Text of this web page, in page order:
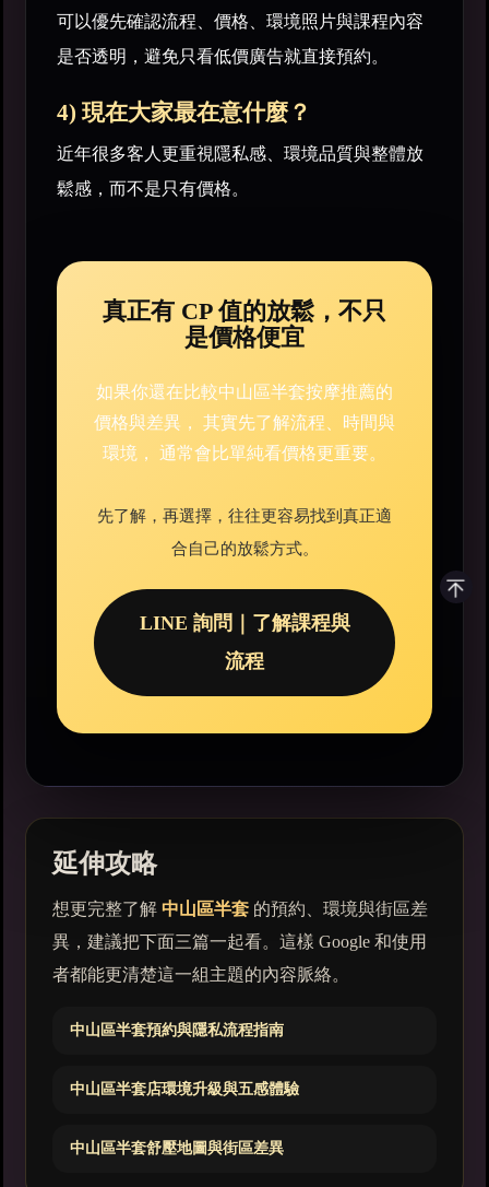
可以優先確認流程、價格、環境照片與課程內容
是否透明，避免只看低價廣告就直接預約。
4) 現在大家最在意什麼？
近年很多客人更重視隱私感、環境品質與整體放
鬆感，而不是只有價格。
真正有 CP 值的放鬆，不只
是價格便宜
如果你還在比較中山區半套按摩推薦的
價格與差異， 其實先了解流程、時間與
環境， 通常會比單純看價格更重要。
先了解，再選擇，往往更容易找到真正適
合自己的放鬆方式。
LINE 詢問｜了解課程與
流程
延伸攻略
想更完整了解 中山區半套 的預約、環境與街區差
異，建議把下面三篇一起看。這樣 Google 和使用
者都能更清楚這一組主題的內容脈絡。
中山區半套預約與隱私流程指南
中山區半套店環境升級與五感體驗
中山區半套舒壓地圖與街區差異